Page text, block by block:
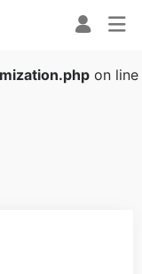
on line